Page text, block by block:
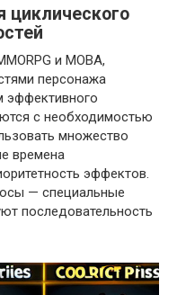
циклического
и MOBA,
персонажа
эффективного
с необходимостью
множество
времена
эффектов.
— специальные
последовательность